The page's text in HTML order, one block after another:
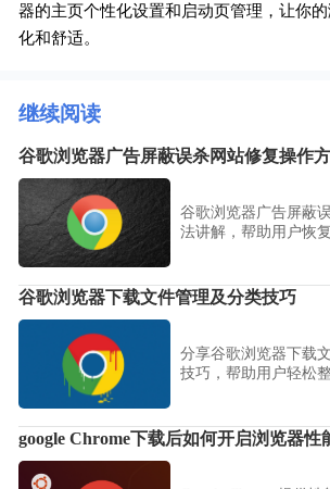
器的主页个性化设置和启动页管理，让你
化和舒适。
继续阅读
谷歌浏览器广告屏蔽误杀网站修复操作
谷歌浏览器广告屏蔽
法讲解，帮助用户恢
谷歌浏览器下载文件管理及分类技巧
分享谷歌浏览器下载
技巧，帮助用户轻松
google Chrome下载后如何开启浏览器性